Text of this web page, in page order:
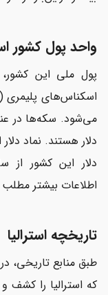
واحد پول کشور
دلار این کشور از
اطلاعات بیشتر مطلب
تاریخچه استرالیا
که استرالیا را کشف